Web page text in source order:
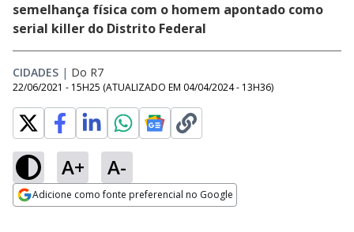
semelhança física com o homem apontado como
serial killer do Distrito Federal
CIDADES | Do R7
22/06/2021 - 15H25 (ATUALIZADO EM 04/04/2024 - 13H36)
A+ A-
Adicione como fonte preferencial no Google